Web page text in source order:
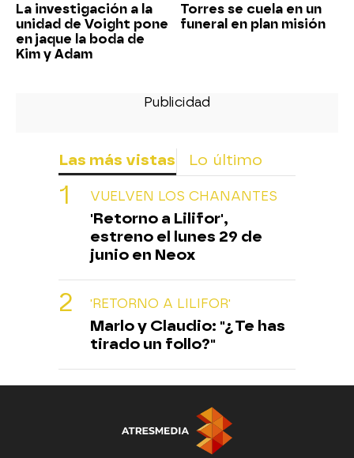
La investigación a la
unidad de Voight pone
en jaque la boda de
Kim y Adam
Torres se cuela en un
funeral en plan misión
Las más vistas Lo último
VUELVEN LOS CHANANTES
'Retorno a Lilifor',
estreno el lunes 29 de
junio en Neox
'RETORNO A LILIFOR'
Marlo y Claudio: "¿Te has
tirado un follo?"